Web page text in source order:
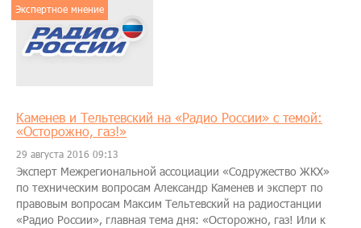
Экспертное мнение
Каменев и Тельтевский на «Радио России» с темой:
«Осторожно, газ!»
29 августа 2016 09:13
Эксперт Межрегиональной ассоциации «Содружество ЖКХ»
по техническим вопросам Александр Каменев и эксперт по
правовым вопросам Максим Тельтевский на радиостанции
«Радио России», главная тема дня: «Осторожно, газ! Или к